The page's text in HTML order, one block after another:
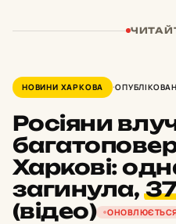
НОВИНИ ХАРКОВА
Росіяни
Харкові:
загинула,
(відео)